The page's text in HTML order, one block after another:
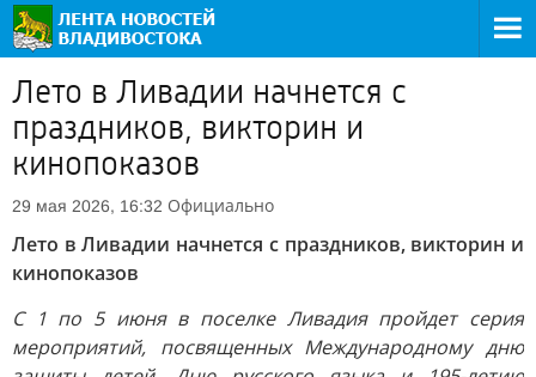
Лето в Ливадии начнется с
праздников, викторин и
кинопоказов
29 мая 2026, 16:32 Официально
Лето в Ливадии начнется с праздников, викторин и
кинопоказов
С 1 по 5 июня в поселке Ливадия пройдет серия
мероприятий, посвященных Международному дню